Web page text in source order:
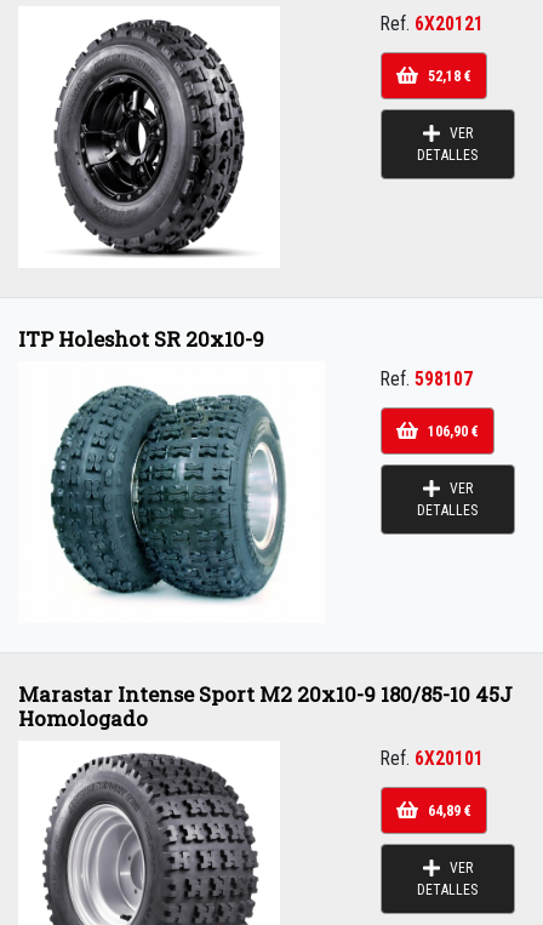
Ref. 6X20121
52,18 €
VER
DETALLES
ITP Holeshot SR 20x10-9
Ref. 598107
106,90 €
VER
DETALLES
Marastar Intense Sport M2 20x10-9 180/85-10 45J
Homologado
Ref. 6X20101
64,89 €
VER
DETALLES